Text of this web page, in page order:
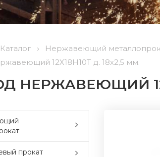
Каталог Нержавеющий
12Х18Н10Т д. 18x2,5 мм.
НЕРЖАВЕЮЩИЙ
прокат